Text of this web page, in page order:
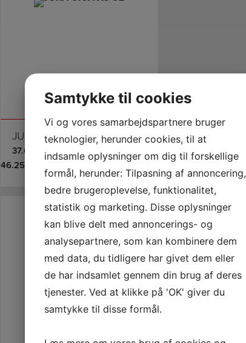
JURA GIGA X3C (EB) ALU. (150 KOPPER PR. DAG)
37.000,00 DKK
EKSKL. MOMS
46.250,00
INKL. MOMS
Samtykke til cookies
Vi og vores samarbejdspartnere bruger
teknologier, herunder cookies, til at
indsamle oplysninger om dig til forskellige
formål, herunder: Tilpasning af annoncering,
bedre brugeroplevelse, funktionalitet,
statistik og marketing. Disse oplysninger
kan blive delt med annoncerings- og
analysepartnere, som kan kombinere dem
med data, du tidligere har givet dem eller
de har indsamlet gennem din brug af deres
tjenester. Ved at klikke på 'OK' giver du
samtykke til disse formål.